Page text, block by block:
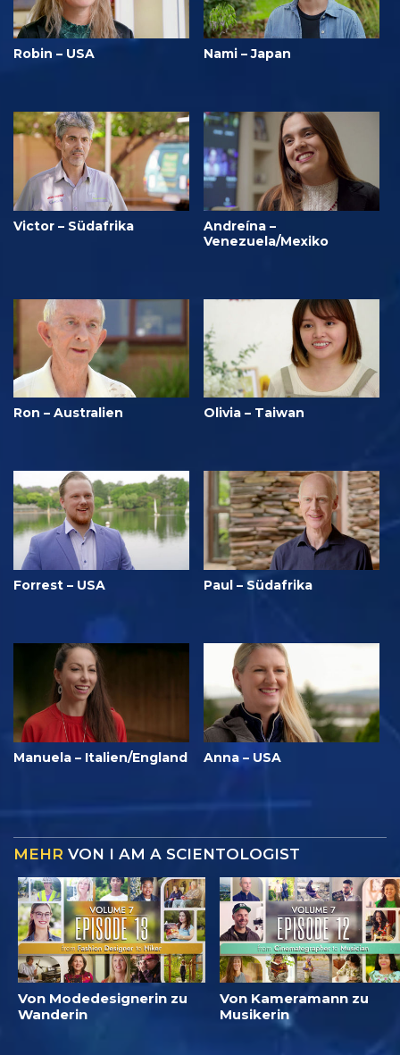
Robin – USA Nami – Japan
Victor – Südafrika
Andreína –
Venezuela/Mexiko
Ron – Australien Olivia – Taiwan
Forrest – USA Paul – Südafrika
Manuela – Italien/England Anna – USA
MEHR VON I AM A SCIENTOLOGIST
Von Modedesignerin zu
Wanderin
Von Kameramann zu
Musikerin